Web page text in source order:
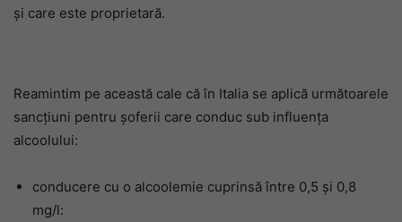
și care este proprietară.
Reamintim pe această cale că în Italia se aplică următoarele
sancțiuni pentru șoferii care conduc sub influența
alcoolului:
conducere cu o alcoolemie cuprinsă între 0,5 și 0,8
mg/l: